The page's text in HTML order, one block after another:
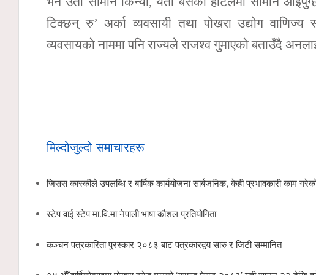
टिक्छन् रु’ अर्का व्यवसायी तथा पोखरा उद्योग
व्यवसायको नाममा पनि राज्यले राजश्व गुमाएको बताउँदै
मिल्दोजुल्दो समाचारहरू
जिसस कास्कीले उपलब्धि र बार्षिक कार्ययोजना सार्बजनिक, केही प्रभावकारी काम
स्टेप वाई स्टेप मा.वि.मा नेपाली भाषा कौशल प्रतियोगिता
कञ्चन पत्रकारिता पुरस्कार २०८३ बाट पत्रकारद्वय सारु र जिटी सम्मानित